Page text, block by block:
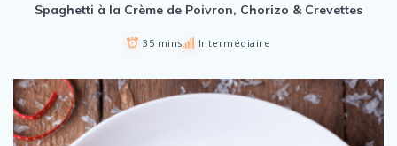
Spaghetti à la Crème de Poivron, Chorizo & Crevettes
35 mins Intermédiaire